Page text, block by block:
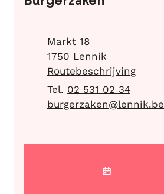
AdresMarkt 18
,1750 Lennik
Routebeschrijving
02 531 02 34
E-mailburgerzaken@lennik.be